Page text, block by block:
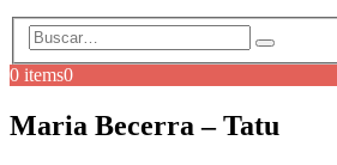
0 items0
Maria Becerra – Tatu